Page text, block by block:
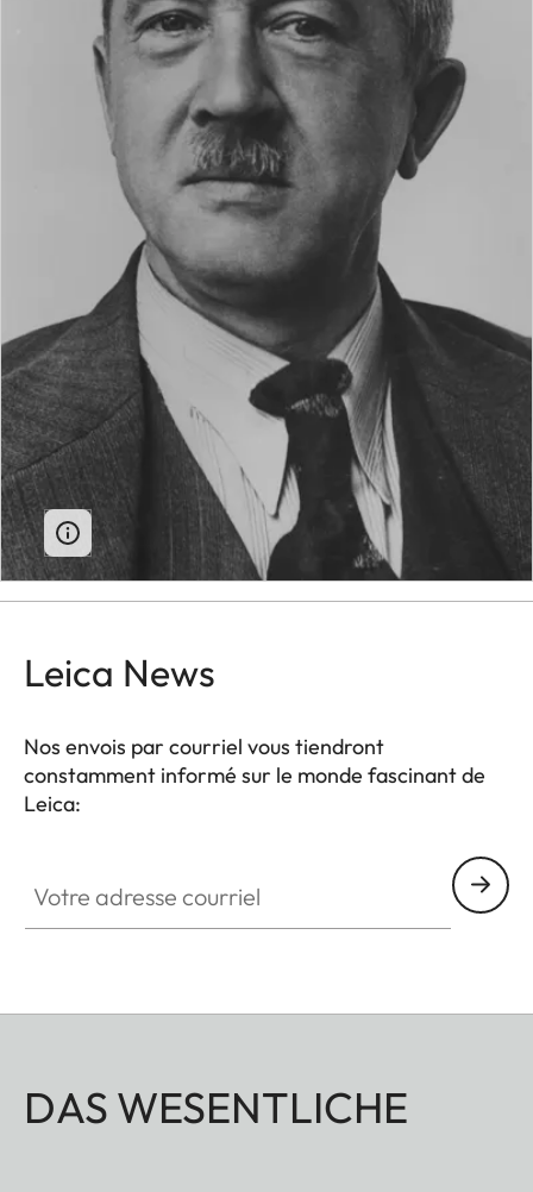
Leica News
Nos envois par courriel vous tiendront
constamment informé sur le monde fascinant de
Leica:
DAS WESENTLICHE